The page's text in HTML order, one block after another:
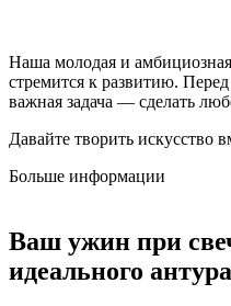
Наша молодая и
стремится к развитию.
важная задача — сделать
Давайте творить искусство
Больше информации
Ваш ужин при
идеального